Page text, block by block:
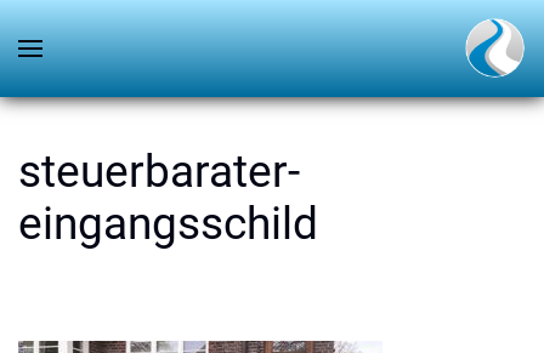
steuerbarater-
eingangsschild